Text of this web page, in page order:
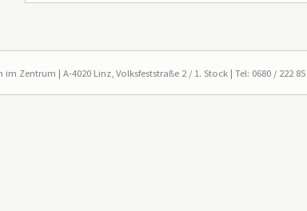
im Zentrum | A-4020 Linz, Volksfeststraße 2 / 1. Stock |Tel: 0680 / 222